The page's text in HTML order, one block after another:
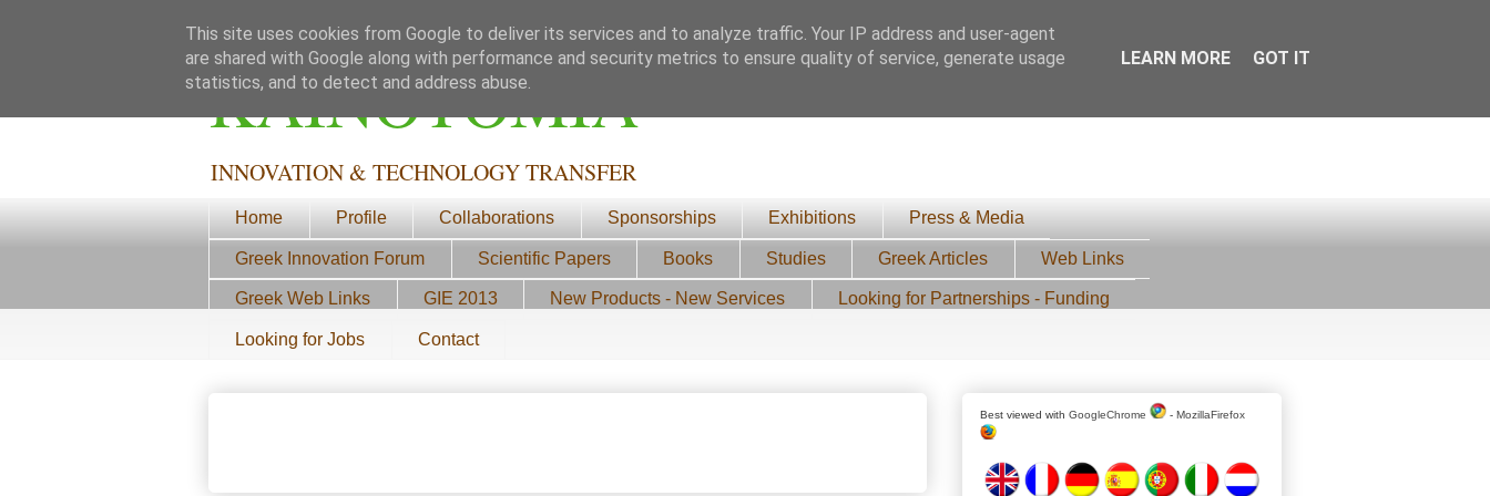
ΚΑΙΝΟΤΟΜΙΑ
INNOVATION & TECHNOLOGY TRANSFER
Home Profile Collaborations Sponsorships Exhibitions Press & Media
Greek Innovation Forum Scientific Papers Books Studies Greek Articles Web Links
Greek Web Links GIE 2013 New Products - New Services Looking for Partnerships - Funding
Looking for Jobs Contact
Best viewed with GoogleChrome - MozillaFirefox
This site uses cookies from Google to deliver its services and to analyze traffic. Your IP address and user-agent
are shared with Google along with performance and security metrics to ensure quality of service, generate usage
statistics, and to detect and address abuse.
LEARN MORE GOT IT